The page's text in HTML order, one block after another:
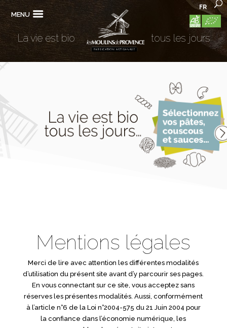
MENU
FR
La vie est bio tous les jours
Mentions légales
Merci de lire avec attention les différentes modalités
d’utilisation du présent site avant d’y parcourir ses pages.
En vous connectant sur ce site, vous acceptez sans
réserves les présentes modalités. Aussi, conformément
à l’article n°6 de la Loi n°2004-575 du 21 Juin 2004 pour
la confiance dans l’économie numérique, les